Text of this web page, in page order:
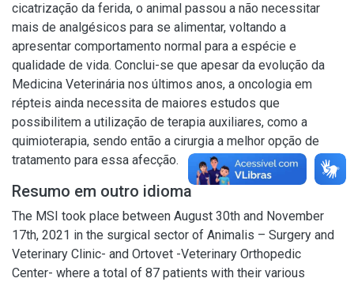
cicatrização da ferida, o animal passou a não necessitar
mais de analgésicos para se alimentar, voltando a
apresentar comportamento normal para a espécie e
qualidade de vida. Conclui-se que apesar da evolução da
Medicina Veterinária nos últimos anos, a oncologia em
répteis ainda necessita de maiores estudos que
possibilitem a utilização de terapia auxiliares, como a
quimioterapia, sendo então a cirurgia a melhor opção de
tratamento para essa afecção.
Resumo em outro idioma
The MSI took place between August 30th and November
17th, 2021 in the surgical sector of Animalis – Surgery and
Veterinary Clinic- and Ortovet -Veterinary Orthopedic
Center- where a total of 87 patients with their various